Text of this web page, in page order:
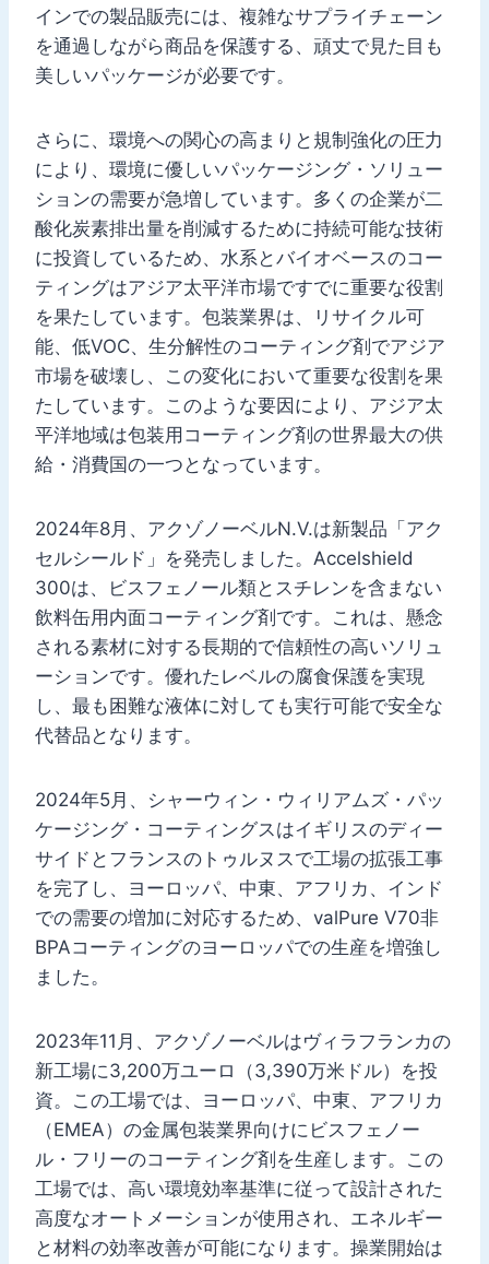
インでの製品販売には、複雑なサプライチェーン
を通過しながら商品を保護する、頑丈で見た目も
美しいパッケージが必要です。
さらに、環境への関心の高まりと規制強化の圧力
により、環境に優しいパッケージング・ソリュー
ションの需要が急増しています。多くの企業が二
酸化炭素排出量を削減するために持続可能な技術
に投資しているため、水系とバイオベースのコー
ティングはアジア太平洋市場ですでに重要な役割
を果たしています。包装業界は、リサイクル可
能、低VOC、生分解性のコーティング剤でアジア
市場を破壊し、この変化において重要な役割を果
たしています。このような要因により、アジア太
平洋地域は包装用コーティング剤の世界最大の供
給・消費国の一つとなっています。
2024年8月、アクゾノーベルN.V.は新製品「アク
セルシールド」を発売しました。Accelshield
300は、ビスフェノール類とスチレンを含まない
飲料缶用内面コーティング剤です。これは、懸念
される素材に対する長期的で信頼性の高いソリュ
ーションです。優れたレベルの腐食保護を実現
し、最も困難な液体に対しても実行可能で安全な
代替品となります。
2024年5月、シャーウィン・ウィリアムズ・パッ
ケージング・コーティングスはイギリスのディー
サイドとフランスのトゥルヌスで工場の拡張工事
を完了し、ヨーロッパ、中東、アフリカ、インド
での需要の増加に対応するため、valPure V70非
BPAコーティングのヨーロッパでの生産を増強し
ました。
2023年11月、アクゾノーベルはヴィラフランカの
新工場に3,200万ユーロ（3,390万米ドル）を投
資。この工場では、ヨーロッパ、中東、アフリカ
（EMEA）の金属包装業界向けにビスフェノー
ル・フリーのコーティング剤を生産します。この
工場では、高い環境効率基準に従って設計された
高度なオートメーションが使用され、エネルギー
と材料の効率改善が可能になります。操業開始は